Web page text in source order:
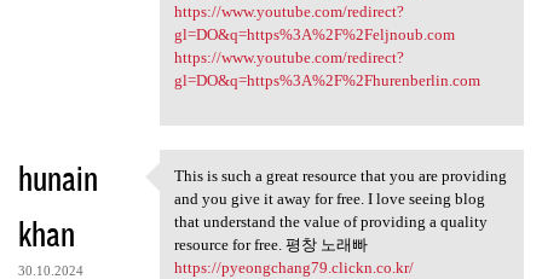
https://www.youtube.com/redirect?
gl=DO&q=https%3A%2F%2Feljnoub.com
https://www.youtube.com/redirect?
gl=DO&q=https%3A%2F%2Fhurenberlin.com
hunain
khan
30.10.2024
This is such a great resource
This is such a great resource that you are providing
and you give it away for free. I love seeing blog
that understand the value of providing a quality
resource for free. 평창 노래빠
https://pyeongchang79.clickn.co.kr/